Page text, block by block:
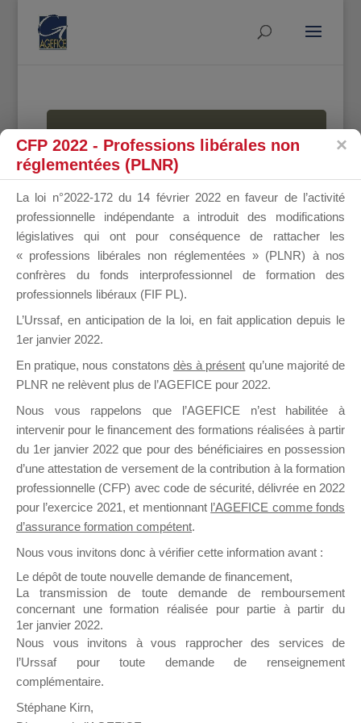
MALLETTE
DU
DIRIGEANT
Groupe Public
il y a un mois
Ce groupe est destiné aux Organismes de
Formation qui souhaitent répondre à l’Appel à
Propositions Mallette du Dirigeant.
sur lequel il est possible de laisser un message
ou poser une question.
NB : Il est nécessaire d’être
pouvoir rejoindre ce groupe
CFP 2022 - Professions libérales non
réglementées (PLNR)
La loi n°2022-172 du 14 février 2022 en faveur de l’activité
professionnelle indépendante a introduit des modifications
législatives qui ont pour conséquence de rattacher les
« professions libérales non réglementées » (PLNR) à nos
confrères du fonds interprofessionnel de formation des
professionnels libéraux (FIF PL).
L’Urssaf, en anticipation de la loi, en fait application depuis le
1er janvier 2022.
En pratique, nous constatons dès à présent qu’une majorité de
PLNR ne relèvent plus de l’AGEFICE pour 2022.
Nous vous rappelons que l’AGEFICE n’est habilitée à
intervenir pour le financement des formations réalisées à partir
du 1er janvier 2022 que pour des bénéficiaires en possession
d’une attestation de versement de la contribution à la formation
professionnelle (CFP) avec code de sécurité, délivrée en 2022
pour l’exercice 2021, et mentionnant l’AGEFICE comme fonds
d’assurance formation compétent.
Nous vous invitons donc à vérifier cette information avant :
Le dépôt de toute nouvelle demande de financement,
La transmission de toute demande de remboursement
concernant une formation réalisée pour partie à partir du
1er janvier 2022.
Nous vous invitons à vous rapprocher des services de
l’Urssaf pour toute demande de renseignement
complémentaire.
Stéphane Kirn,